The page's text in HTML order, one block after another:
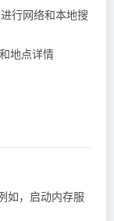
行网络和本地搜
地点详情
如，启动内存服